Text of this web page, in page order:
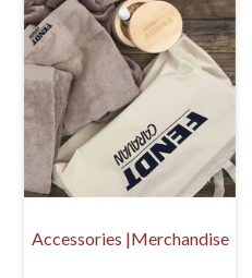
Accessories |Merchandise